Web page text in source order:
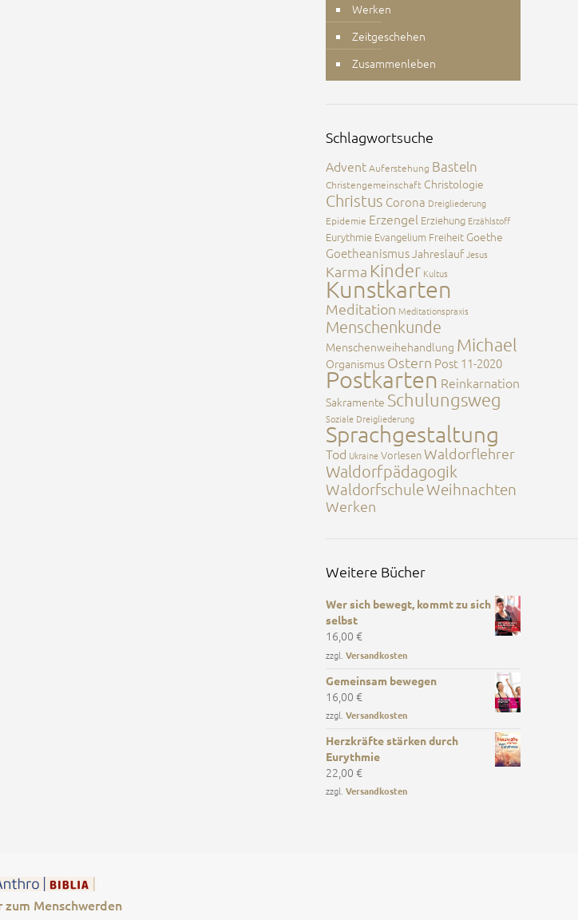
Werken
Zeitgeschehen
Zusammenleben
Schlagwortsuche
AdventAuferstehung Basteln
Christengemeinschaft Christologie
Christus Corona Dreigliederung
Epidemie Erzengel Erziehung Erzählstoff
Eurythmie Evangelium Freiheit Goethe
GoetheanismusJahreslaufJesus
Karma Kinder Kultus
Kunstkarten
Meditation Meditationspraxis
Menschenkunde
Menschenweihehandlung Michael
Organismus Ostern Post 11-2020
Postkarten Reinkarnation
Sakramente Schulungsweg
Soziale Dreigliederung
Sprachgestaltung
Tod UkraineVorlesenWaldorflehrer
Waldorfpädagogik
WaldorfschuleWeihnachten
Werken
Weitere Bücher
Wer sich bewegt, kommt zu sich
selbst
16,00 €
zzgl. Versandkosten
Gemeinsam bewegen
16,00 €
zzgl. Versandkosten
Herzkräfte stärken durch
Eurythmie
22,00 €
zzgl. Versandkosten
zum Menschwerden